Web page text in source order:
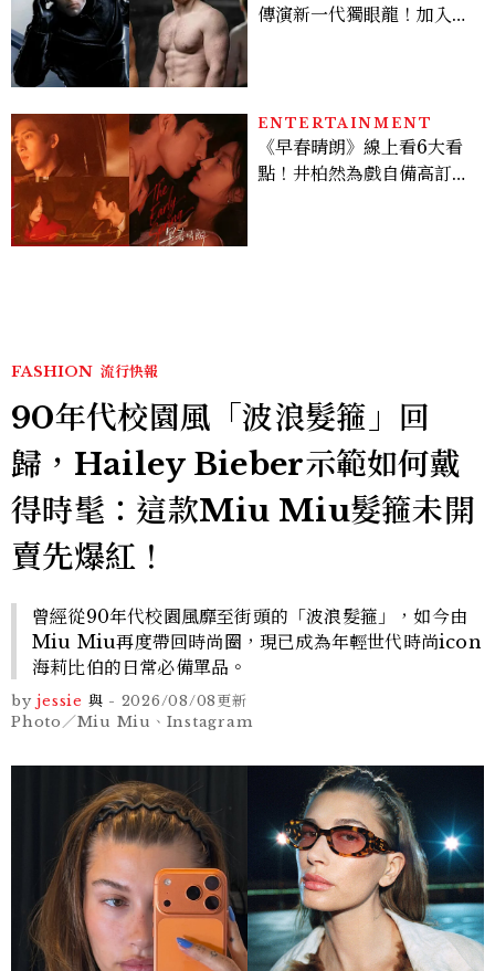
傳演新一代獨眼龍！加入新
ENTERTAINMENT
《早春晴朗》線上看6大看
點！井柏然為戲自備高訂，
FASHION 流行快報
90年代校園風「波浪髮箍」回
歸，Hailey Bieber示範如何戴
得時髦：這款Miu Miu髮箍未開
賣先爆紅！
曾經從90年代校園風靡至街頭的「波浪髮箍」，如今由
Miu Miu再度帶回時尚圈，現已成為年輕世代時尚icon
海莉比伯的日常必備單品。
by jessie 與 - 2026/08/08更新
Photo／Miu Miu、Instagram